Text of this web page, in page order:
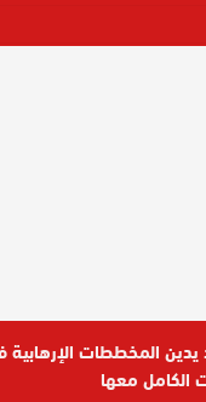
يدين المخططات
الكامل معها